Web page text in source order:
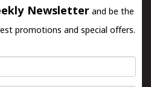
Newsletter and be the
promotions and special offers.